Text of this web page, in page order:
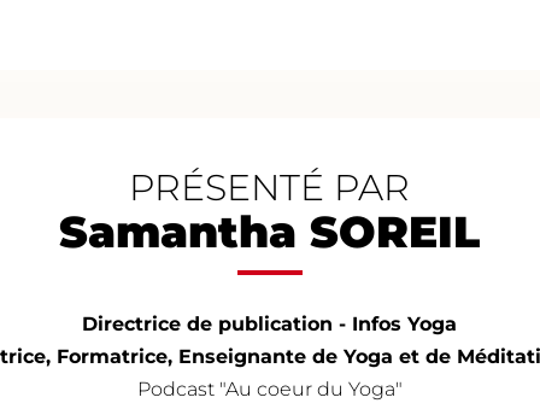
PRÉSENTÉ PAR
Samantha SOREIL
Directrice de publication - Infos Yoga
Formatrice, Enseignante de Yoga et de
Podcast "Au coeur du Yoga"